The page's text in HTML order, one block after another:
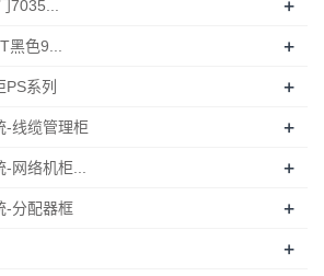
7035... +
黑色9... +
系列 +
-线缆管理柜 +
网络机柜... +
-分配器框 +
+